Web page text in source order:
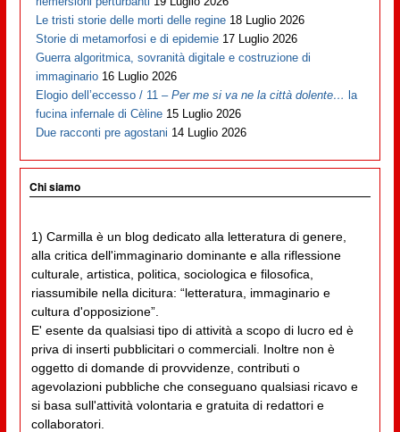
Le tristi storie delle morti delle regine 18 Luglio 2026
Storie di metamorfosi e di epidemie 17 Luglio 2026
Guerra algoritmica, sovranità digitale e costruzione di
immaginario 16 Luglio 2026
Elogio dell’eccesso / 11 –Per me si va ne la città dolente… la
fucina infernale di Cèline 15 Luglio 2026
Due racconti pre agostani 14 Luglio 2026
Chi siamo
1) Carmilla è un blog dedicato alla letteratura di genere,
alla critica dell'immaginario dominante e alla riflessione
culturale, artistica, politica, sociologica e filosofica,
riassumibile nella dicitura: “letteratura, immaginario e
cultura d'opposizione”.
E' esente da qualsiasi tipo di attività a scopo di lucro ed è
priva di inserti pubblicitari o commerciali. Inoltre non è
oggetto di domande di provvidenze, contributi o
agevolazioni pubbliche che conseguano qualsiasi ricavo e
si basa sull'attività volontaria e gratuita di redattori e
collaboratori.